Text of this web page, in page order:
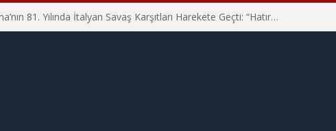
Hiroşima’nın 81. Yılında İtalyan Savaş Karşıtları Harekete Geçti: “Hatırlamak yeterli değil”